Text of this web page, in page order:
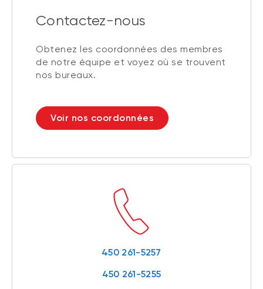
Contactez-nous
Obtenez les coordonnées des membres
de notre équipe et voyez où se trouvent
nos bureaux.
Voir nos coordonnées
450 261-5257
450 261-5255